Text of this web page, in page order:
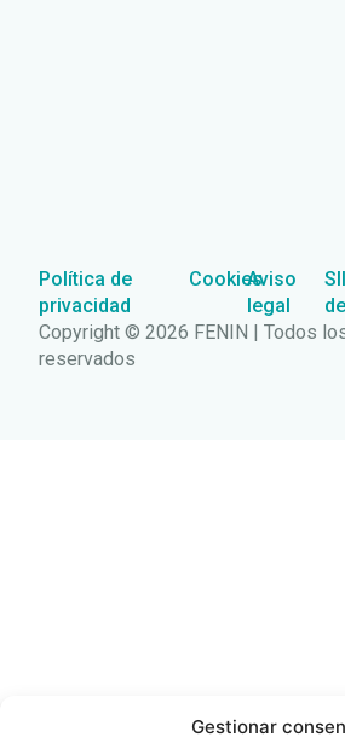
Gestionar
Política de
privacidad
CookiesAviso
legal
Copyright © 2026 FENIN | Todos
reservados